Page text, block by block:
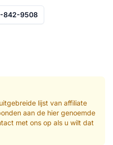
842-9508
lijst van affiliate
aan de hier genoemde
met ons op als u wilt dat